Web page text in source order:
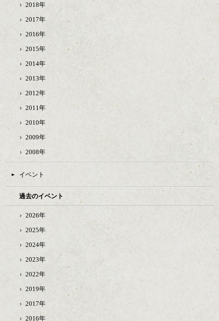
2018年
2017年
2016年
2015年
2014年
2013年
2012年
2011年
2010年
2009年
2008年
イベント
過去のイベント
2026年
2025年
2024年
2023年
2022年
2019年
2017年
2016年